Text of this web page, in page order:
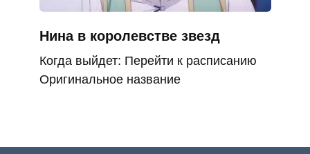
Нина в королевстве звезд
Когда выйдет: Перейти к расписанию
Оригинальное название